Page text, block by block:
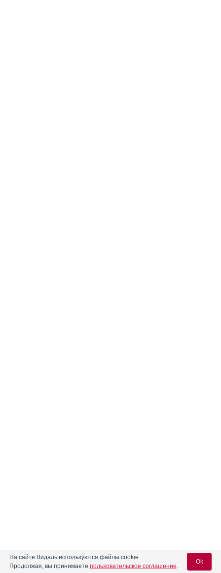
На сайте Видаль используются файлы cookie
Продолжая, вы принимаете пользовательское соглашение.
Ok